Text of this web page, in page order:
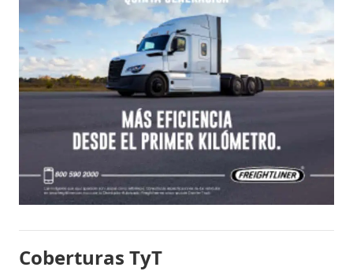
Coberturas TyT